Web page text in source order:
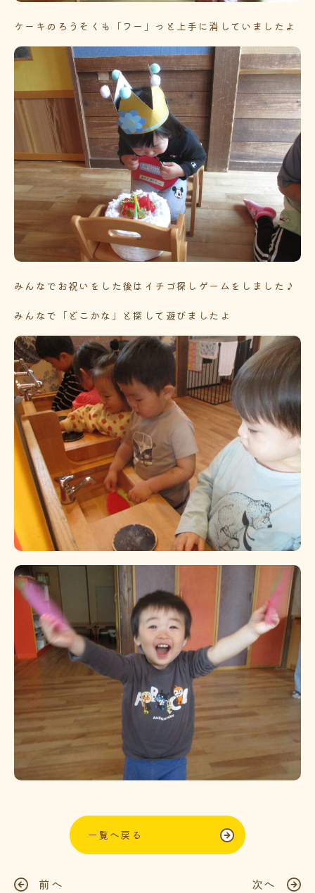
ケーキのろうそくも「フー」っと上手に消していましたよ
みんなでお祝いをした後はイチゴ探しゲームをしました♪
みんなで「どこかな」と探して遊びましたよ
一覧へ戻る
前へ 次へ